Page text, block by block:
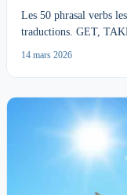
Les 50 phrasal verbs
traductions. GET,
14 mars 2026